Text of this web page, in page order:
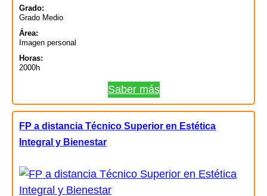
Grado:
Grado Medio
Área:
Imagen personal
Horas:
2000h
Saber más
FP a distancia Técnico Superior en Estética
Integral y Bienestar